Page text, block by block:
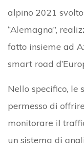
alpino 2021
“Alemagna”,
fatto insieme ad
smart road
Nello specifico, le
permesso di
monitorare il
un sistema di